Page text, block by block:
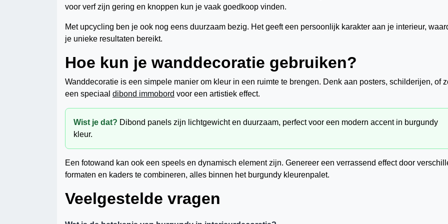
voor verf zijn gering en knoppen kun je vaak goedkoop vinden.
Met upcycling ben je ook nog eens duurzaam bezig. Het geeft een persoonlijk karakter aan je interieur,
je unieke resultaten bereikt.
Hoe kun je wanddecoratie gebruiken?
Wanddecoratie is een simpele manier om kleur in een ruimte te brengen. Denk aan posters, schilderijen, of
een speciaal dibond immobord voor een artistiek effect.
Wist je dat? Dibond panels zijn lichtgewicht en duurzaam, perfect voor een modern accent in burgundy
kleur.
Een fotowand kan ook een speels en dynamisch element zijn. Genereer een verrassend effect door
formaten en kaders te combineren, alles binnen het burgundy kleurenpalet.
Veelgestelde vragen